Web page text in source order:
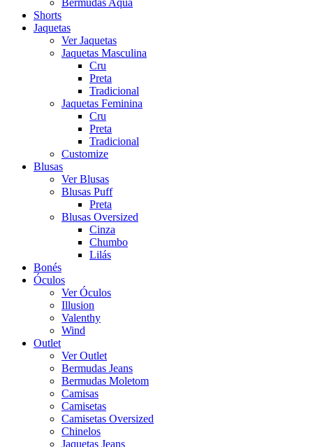
Bermudas Aqua
Shorts
Jaquetas
Ver Jaquetas
Jaquetas Masculina
Cru
Preta
Tradicional
Jaquetas Feminina
Cru
Preta
Tradicional
Customize
Blusas
Ver Blusas
Blusas Puff
Preta
Blusas Oversized
Cinza
Chumbo
Lilás
Bonés
Óculos
Ver Óculos
Illusion
Valenthy
Wind
Outlet
Ver Outlet
Bermudas Jeans
Bermudas Moletom
Camisas
Camisetas
Camisetas Oversized
Chinelos
Jaquetas Jeans